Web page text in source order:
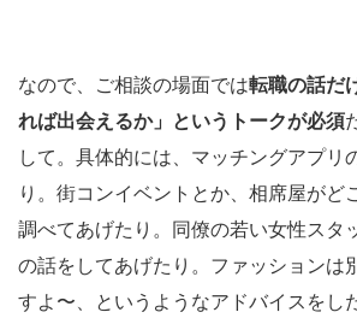
なので、ご相談の場面では転職の話だ
れば出会えるか」というトークが必須
して。具体的には、マッチングアプリ
り。街コンイベントとか、相席屋がど
調べてあげたり。同僚の若い女性スタ
の話をしてあげたり。ファッションは
すよ〜、というようなアドバイスをし